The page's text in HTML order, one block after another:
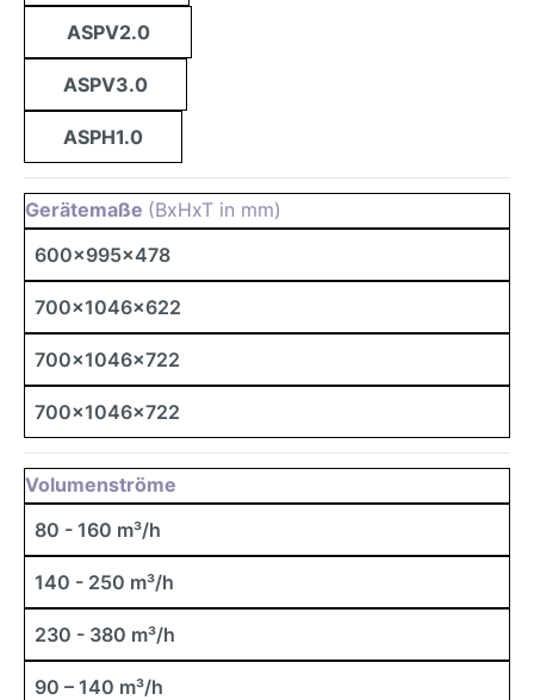
ASPV2.0
ASPV3.0
ASPH1.0
Gerätemaße (BxHxT in mm)
600x995x478
700x1046x622
700x1046x722
700x1046x722
Volumenströme
80 - 160 m³/h
140 - 250 m³/h
230 - 380 m³/h
90 – 140 m³/h